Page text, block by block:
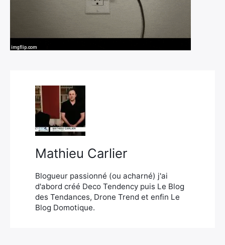
Mathieu Carlier
Blogueur passionné (ou acharné) j'ai
d'abord créé Deco Tendency puis Le Blog
des Tendances, Drone Trend et enfin Le
Blog Domotique.
Rechercher
: